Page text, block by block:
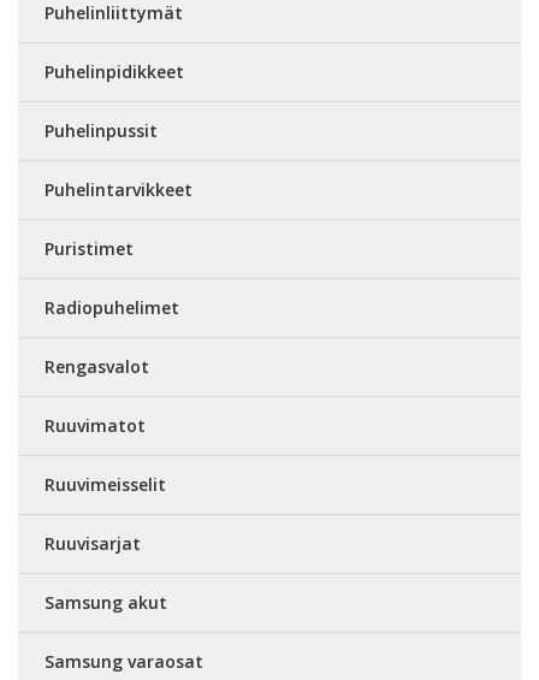
Puhelinliittymät
Puhelinpidikkeet
Puhelinpussit
Puhelintarvikkeet
Puristimet
Radiopuhelimet
Rengasvalot
Ruuvimatot
Ruuvimeisselit
Ruuvisarjat
Samsung akut
Samsung varaosat